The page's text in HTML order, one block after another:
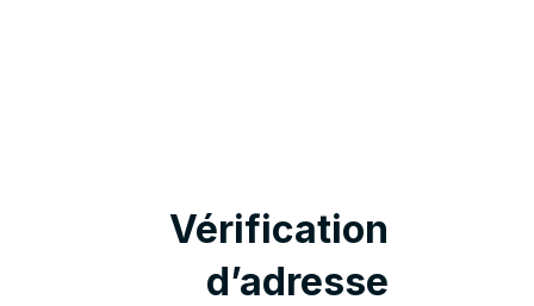
Vérification
d’adresse